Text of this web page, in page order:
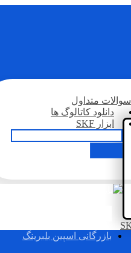
سوالات متداول
دانلود کاتالوگ ها
ابزار SKF
بازرگانی اسپین بلبرینگ